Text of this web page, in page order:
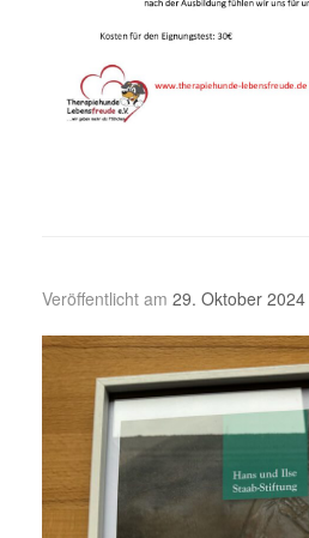
Veröffentlicht am 29. Oktober 2024